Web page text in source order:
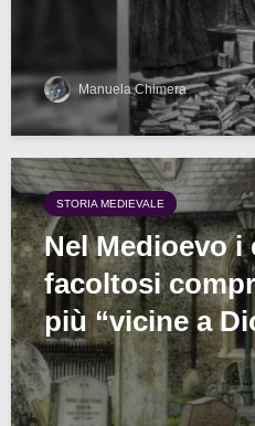
Manuela Chimera
STORIA MEDIEVALE
Nel Medioevo
facoltosi
più “vicine a